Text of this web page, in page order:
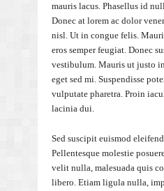
mauris lacus. Phasellus id
Donec at lorem ac dolor
nisl. Ut in congue felis.
eros semper feugiat. Donec
vestibulum. Mauris ut justo
eget sed mi. Suspendisse
vulputate pharetra. Proin
lacinia dui.
Sed suscipit euismod
Pellentesque molestie
velit nulla, malesuada quis
libero. Etiam ligula nulla,